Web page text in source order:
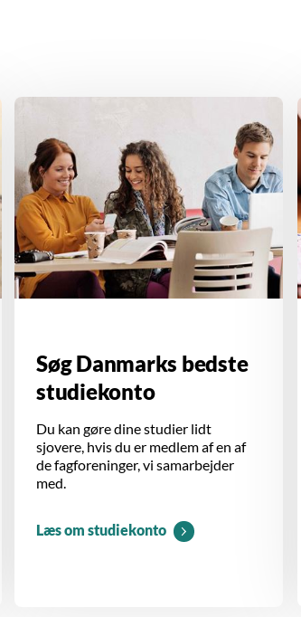
Søg Danmarks bedste
studiekonto
Du kan gøre dine studier lidt
sjovere, hvis du er medlem af en af
de fagforeninger, vi samarbejder
med.
Læs om studiekonto